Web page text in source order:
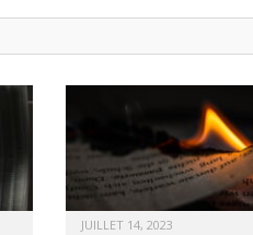
JUILLET 14, 2023